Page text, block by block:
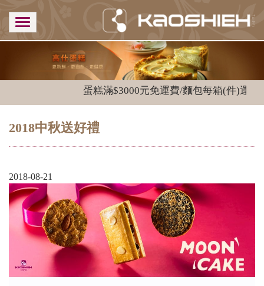
蛋糕滿$3000元免運費/麵包每箱(件)運費
2018中秋送好禮
2018-08-21